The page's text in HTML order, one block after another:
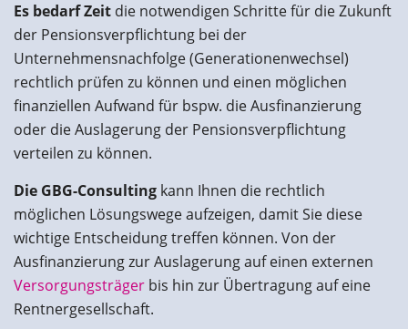
Es bedarf Zeit die notwendigen Schritte für die Zukunft
der Pensionsverpflichtung bei der
Unternehmensnachfolge (Generationenwechsel)
rechtlich prüfen zu können und einen möglichen
finanziellen Aufwand für bspw. die Ausfinanzierung
oder die Auslagerung der Pensionsverpflichtung
verteilen zu können.
Die GBG-Consulting kann Ihnen die rechtlich
möglichen Lösungswege aufzeigen, damit Sie diese
wichtige Entscheidung treffen können. Von der
Ausfinanzierung zur Auslagerung auf einen externen
Versorgungsträger bis hin zur Übertragung auf eine
Rentnergesellschaft.